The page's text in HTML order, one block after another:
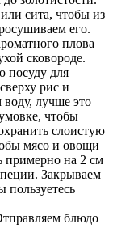
сита, чтобы из
его.
плова
сковороде.
посуду для
рис и
лучше это
чтобы
слоистую
мясо и овощи
примерно на 2 см
Закрываем
блюдо